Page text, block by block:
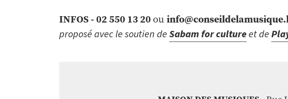
INFOS - 02 550 13 20ou
proposé avec le soutien deSabam for cultureet de